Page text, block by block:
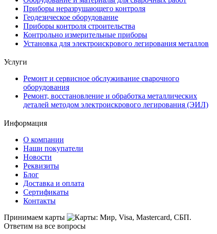
Приборы неразрушающего контроля
Геодезическое оборудование
Приборы контроля строительства
Контрольно измерительные приборы
Установка для электроискрового легирования металлов
Услуги
Ремонт и сервисное обслуживание сварочного
оборудования
Ремонт, восстановление и обработка металлических
деталей методом электроискрового легирования (ЭИЛ)
Информация
О компании
Наши покупатели
Новости
Реквизиты
Блог
Доставка и оплата
Сертификаты
Контакты
Принимаем карты
Ответим на все вопросы